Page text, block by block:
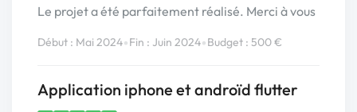
Le projet a été parfaitement réalisé. Merci à vous
Début : Mai 2024•Fin : Juin 2024•Budget : 500 €
Application iphone et androïd flutter